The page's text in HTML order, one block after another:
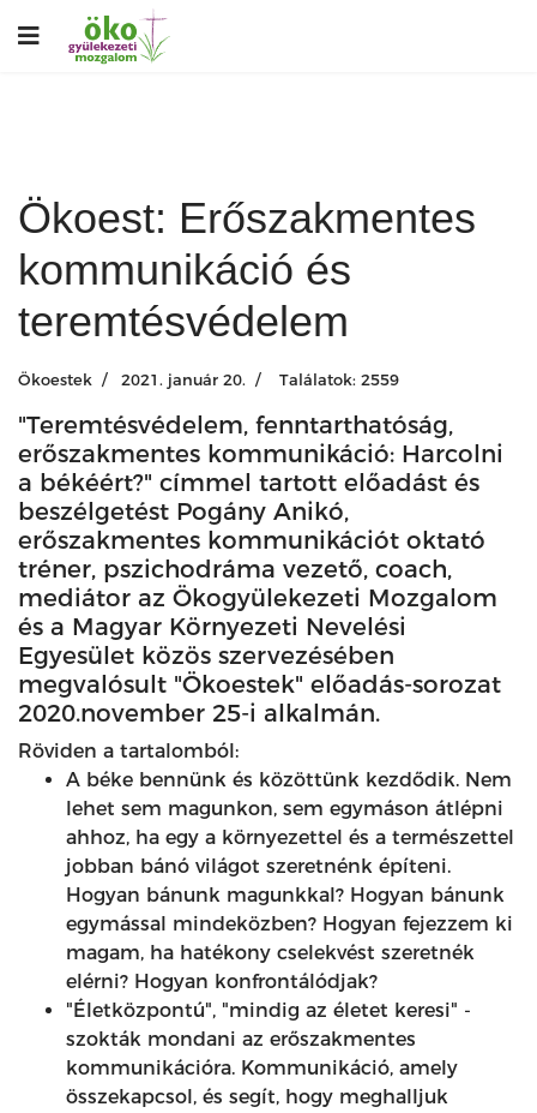
Ökoest: Erőszakmentes
kommunikáció és
teremtésvédelem
Ökoestek 2021. január 20. Találatok: 2559
"Teremtésvédelem, fenntarthatóság,
erőszakmentes kommunikáció: Harcolni
a békéért?" címmel tartott előadást és
beszélgetést Pogány Anikó,
erőszakmentes kommunikációt oktató
tréner, pszichodráma vezető, coach,
mediátor az Ökogyülekezeti Mozgalom
és a Magyar Környezeti Nevelési
Egyesület közös szervezésében
megvalósult "Ökoestek" előadás-sorozat
2020.november 25-i alkalmán.
Röviden a tartalomból:
A béke bennünk és közöttünk kezdődik. Nem
lehet sem magunkon, sem egymáson átlépni
ahhoz, ha egy a környezettel és a természettel
jobban bánó világot szeretnénk építeni.
Hogyan bánunk magunkkal? Hogyan bánunk
egymással mindeközben? Hogyan fejezzem ki
magam, ha hatékony cselekvést szeretnék
elérni? Hogyan konfrontálódjak?
"Életközpontú", "mindig az életet keresi" -
szokták mondani az erőszakmentes
kommunikációra. Kommunikáció, amely
összekapcsol, és segít, hogy meghalljuk